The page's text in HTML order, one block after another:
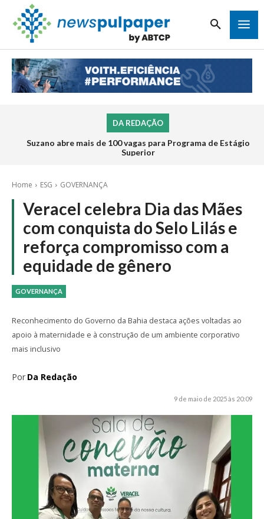
DA REDAÇÃO
Suzano abre mais de 100 vagas para Programa de Estágio
Superior
Home ESG GOVERNANÇA
Veracel celebra Dia das Mães
com conquista do Selo Lilás e
reforça compromisso com a
equidade de gênero
GOVERNANÇA
Reconhecimento do Governo da Bahia destaca ações voltadas ao
apoio à maternidade e à construção de um ambiente corporativo
mais inclusivo
Por Da Redação
9 de maio de 2025 às 20:09